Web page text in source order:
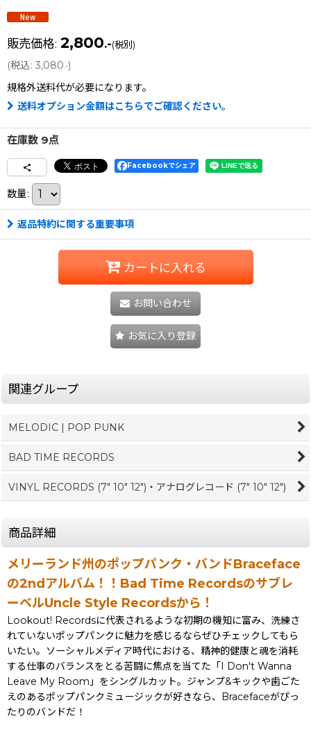
販売価格: 2,800.-(税別)
(税込: 3,080.-)
規格外送料代が必要になります。
送料オプション金額はこちらでご確認ください。
在庫数 9点
Facebookでシェア
数量:
返品特約に関する重要事項
カートに入れる
お問い合わせ
お気に入り登録
関連グループ
MELODIC | POP PUNK
BAD TIME RECORDS
VINYL RECORDS (7" 10" 12")・アナログレコード (7" 10" 12")
商品詳細
メリーランド州のポップパンク・バンドBraceface
の2ndアルバム！！Bad Time Recordsのサブレ
ーベルUncle Style Recordsから！
Lookout! Recordsに代表されるような初期の機知に富み、洗練さ
れていないポップパンクに魅力を感じるならぜひチェックしてもら
いたい。ソーシャルメディア時代における、精神的健康と魂を消耗
する仕事のバランスをとる苦闘に焦点を当てた「I Don't Wanna
Leave My Room」をシングルカット。ジャンプ&キックや歯ごた
えのあるポップパンクミュージックが好きなら、Bracefaceがぴっ
たりのバンドだ！